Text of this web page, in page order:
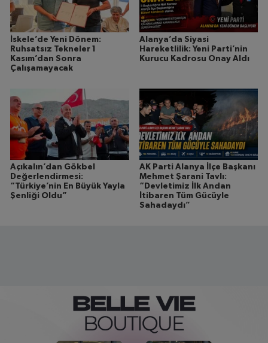
İskele’de Yeni Dönem:
Ruhsatsız Tekneler 1
Kasım’dan Sonra
Çalışamayacak
Alanya’da Siyasi
Hareketlilik: Yeni Parti’nin
Kurucu Kadrosu Onay Aldı
Açıkalın’dan Gökbel
Değerlendirmesi:
“Türkiye’nin En Büyük Yayla
Şenliği Oldu”
AK Parti Alanya İlçe Başkanı
Mehmet Şarani Tavlı:
“Devletimiz İlk Andan
İtibaren Tüm Gücüyle
Sahadaydı”